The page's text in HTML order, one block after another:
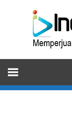
Keadilan
dan